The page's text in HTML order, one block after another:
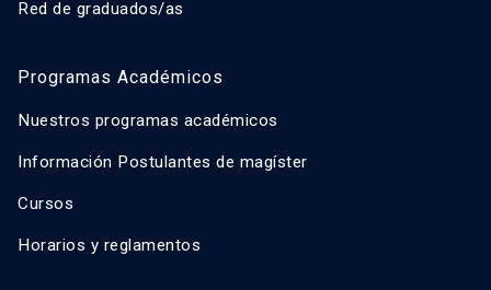
Red de graduados/as
Programas Académicos
Nuestros programas académicos
Información Postulantes de magíster
Cursos
Horarios y reglamentos